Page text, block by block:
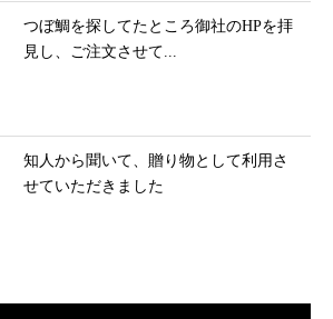
つぼ鯛を探してたところ御社のHPを拝
見し、ご注文させて...
知人から聞いて、贈り物として利用さ
せていただきました